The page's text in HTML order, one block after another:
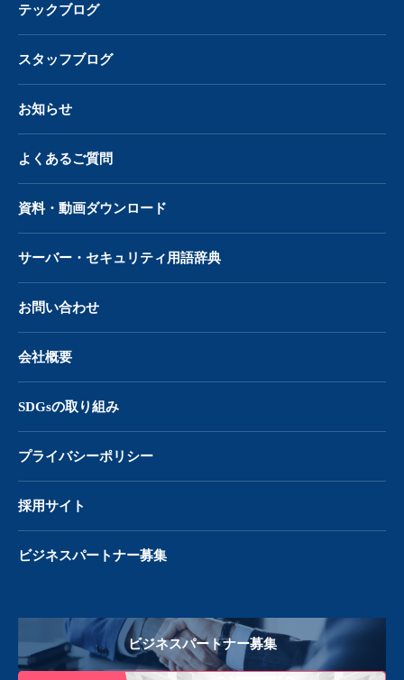
テックブログ
スタッフブログ
お知らせ
よくあるご質問
資料・動画ダウンロード
サーバー・ セキュリティ用語辞典
お問い合わせ
会社概要
SDGsの取り組み
プライバシーポリシー
採用サイト
ビジネスパートナー募集
ビジネスパートナー募集